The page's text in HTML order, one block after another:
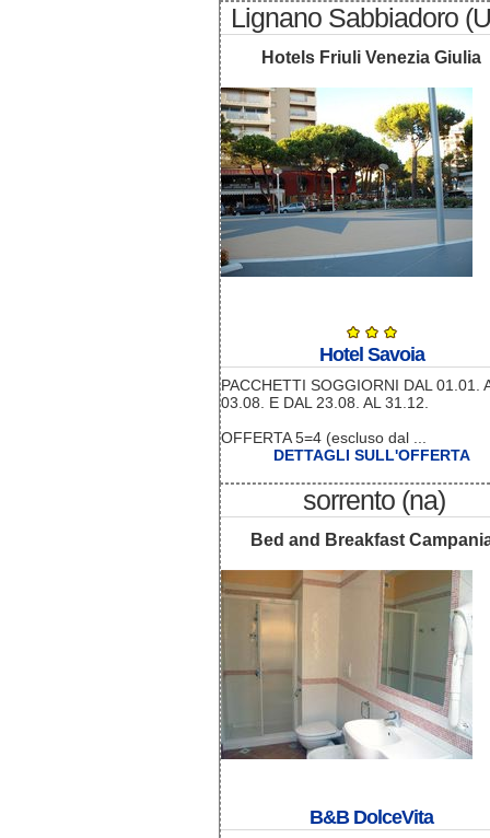
Lignano Sabbiadoro
Hotels Friuli Venezia Giulia
Hotel Savoia
PACCHETTI SOGGIORNI DAL 01.01.
03.08. E DAL 23.08. AL 31.12.
OFFERTA 5=4 (escluso dal ...
DETTAGLI SULL'OFFERTA
sorrento (na)
Bed and Breakfast
B&B DolceVita